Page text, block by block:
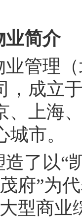
业简介
业管理
，成立
、上海
市。
造了以“
府”为
型商业